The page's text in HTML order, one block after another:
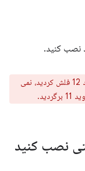
هنگامی که ADT-3 را با موفقیت به اندروید 12 فلش کردید، نمی
نصب کنید